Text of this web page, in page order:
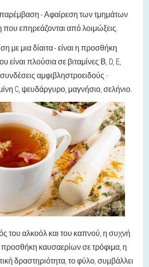
- Αφαίρεση των τμημάτων
επηρεάζονται από λοιμώξεις.
με μια δίαιτα - είναι η προσθήκη
είναι πλούσια σε βιταμίνες Β, D, E,
αμφιβληστροειδούς ·
C, ψευδάργυρο, μαγνήσιο, σελήνιο.
του αλκοόλ και του καπνού, η συχνή
καυσαερίων σε τρόφιμα, η
δραστηριότητα, το φύλο, συμβάλλει